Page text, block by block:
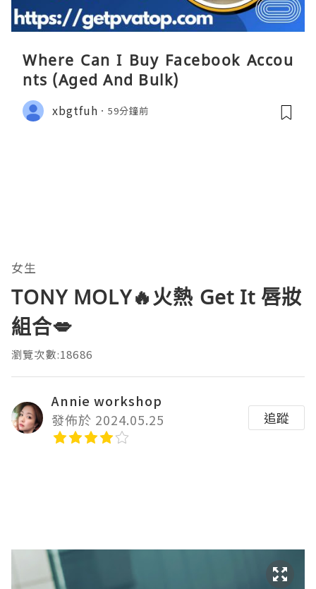
Where Can I Buy Facebook Accou
nts (Aged And Bulk)
xbgtfuh 59分鐘前
女生
TONY MOLY🔥火熱 Get It 唇妝
組合💋
瀏覽次數:18686
Annie workshop
發佈於 2024.05.25
追蹤